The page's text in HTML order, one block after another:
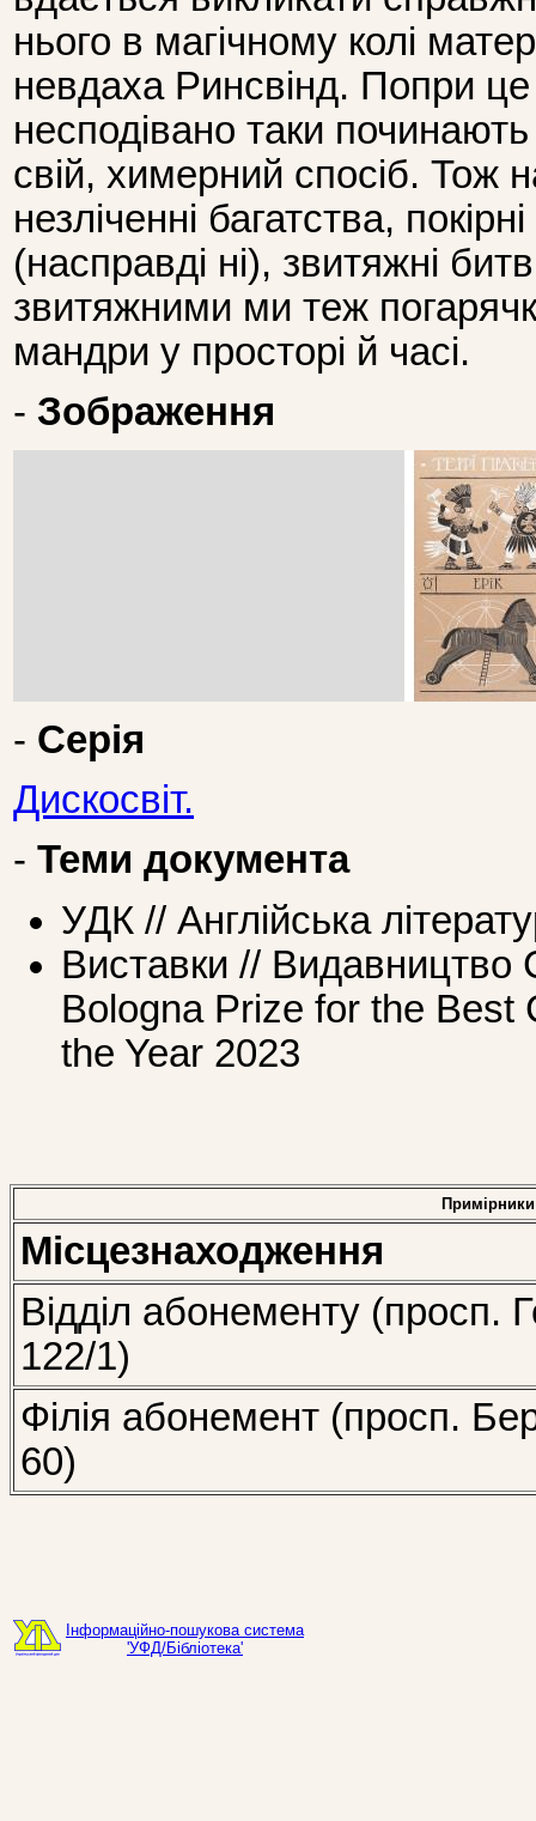
нього в магічному колі
невдаха Ринсвінд. Попри це
несподівано таки
свій, химерний спосіб. Тож
незліченні багатства,
(насправді ні), звитяжні
звитяжними ми теж
мандри у просторі й часі.
- Зображення
- Серія
Дискосвіт.
- Теми документа
УДК // Англійська
Виставки // Видавництво
Bologna Prize for the Best
the Year 2023
Примірники
Місцезнаходження
Відділ абонементу (просп.
122/1)
Філія абонемент (просп.
60)
Інформаційно-пошукова система
'УФД/Бібліотека'